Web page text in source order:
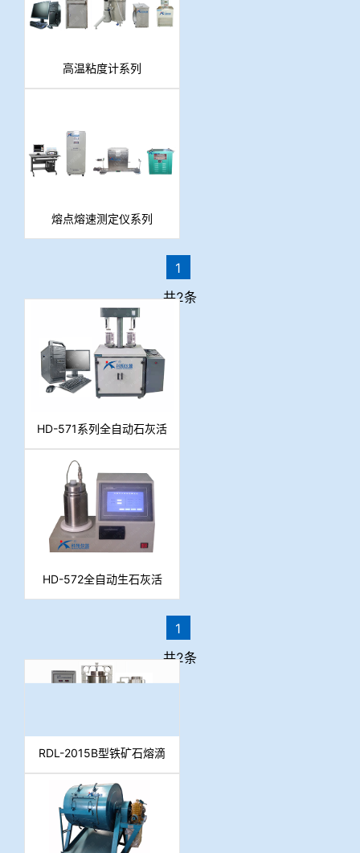
高温粘度计系列
熔点熔速测定仪系列
1
共2条
HD-571系列全自动石灰活
性度测定仪
HD-572全自动生石灰活
性测定仪
1
共2条
RDL-2015B型铁矿石熔滴
性能试验装置 （含CO发
生炉）